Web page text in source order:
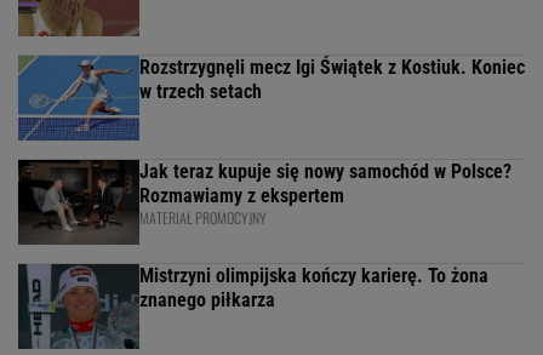
Rozstrzygnęli mecz Igi Świątek z Kostiuk. Koniec
w trzech setach
Jak teraz kupuje się nowy samochód w Polsce?
Rozmawiamy z ekspertem
MATERIAŁ PROMOCYJNY
Mistrzyni olimpijska kończy karierę. To żona
znanego piłkarza